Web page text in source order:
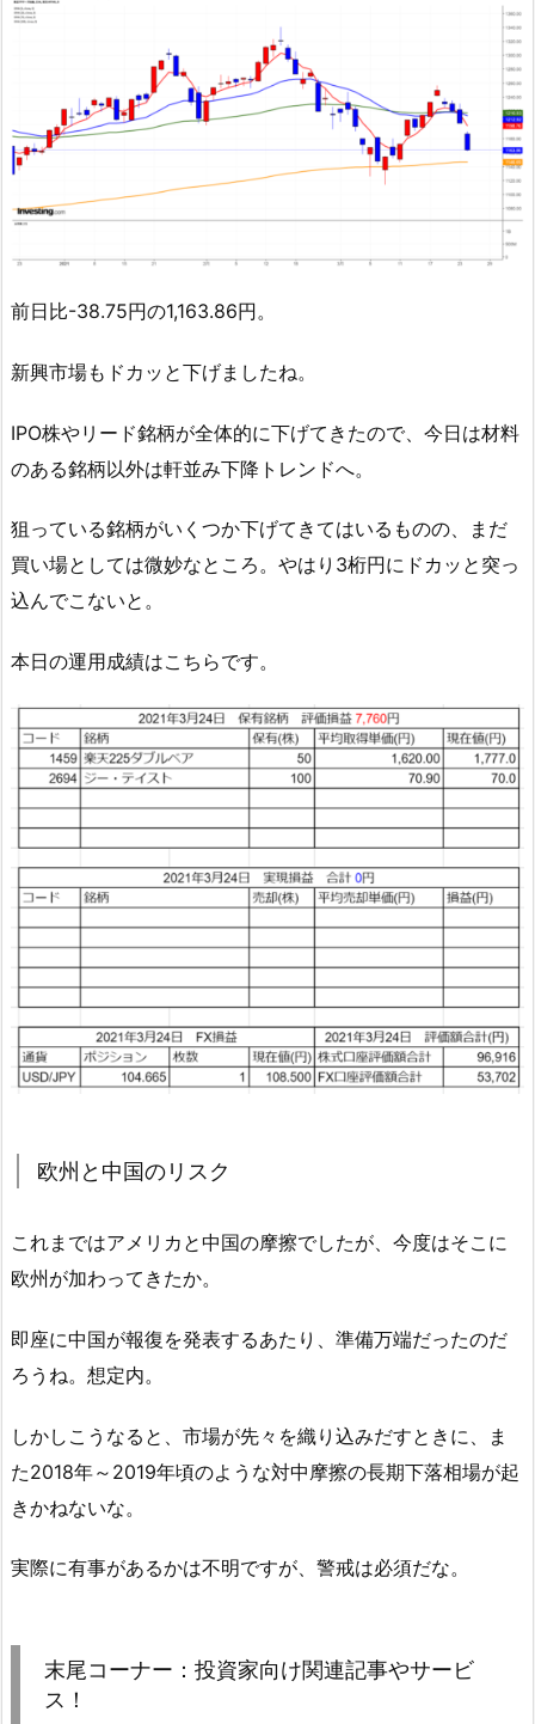
前日比-38.75円の1,163.86円。
新興市場もドカッと下げましたね。
IPO株やリード銘柄が全体的に下げてきたので、今日は材料
のある銘柄以外は軒並み下降トレンドへ。
狙っている銘柄がいくつか下げてきてはいるものの、まだ
買い場としては微妙なところ。やはり3桁円にドカッと突っ
込んでこないと。
本日の運用成績はこちらです。
欧州と中国のリスク
これまではアメリカと中国の摩擦でしたが、今度はそこに
欧州が加わってきたか。
即座に中国が報復を発表するあたり、準備万端だったのだ
ろうね。想定内。
しかしこうなると、市場が先々を織り込みだすときに、ま
た2018年～2019年頃のような対中摩擦の長期下落相場が起
きかねないな。
実際に有事があるかは不明ですが、警戒は必須だな。
末尾コーナー：投資家向け関連記事やサービ
ス！